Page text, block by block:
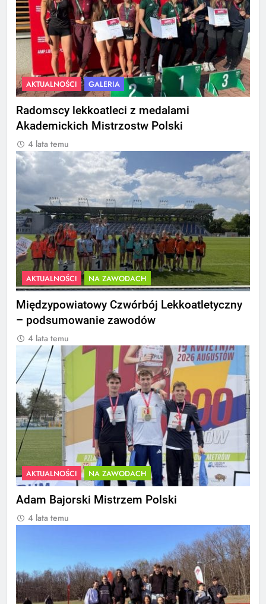
AKTUALNOŚCI GALERIA
Radomscy lekkoatleci z medalami
Akademickich Mistrzostw Polski
4 lata temu
AKTUALNOŚCI NA ZAWODACH
Międzypowiatowy Czwórbój Lekkoatletyczny
– podsumowanie zawodów
4 lata temu
AKTUALNOŚCI NA ZAWODACH
Adam Bajorski Mistrzem Polski
4 lata temu